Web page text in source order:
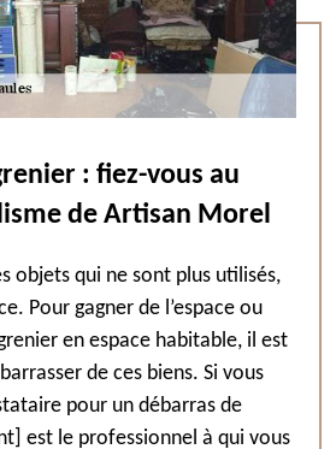
: fiez-vous au
de Artisan Morel
objets qui ne sont plus utilisés,
Pour gagner de l’espace ou
en espace habitable, il est
de ces biens. Si vous
pour un débarras de
est le professionnel à qui vous